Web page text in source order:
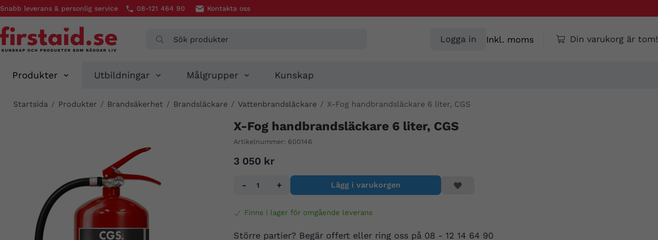
Snabb leverans & personlig service 08-121 464 90 Kontakta oss
Logga in
Välj
Din varukorg är tom!
Produkter Utbildningar Målgrupper Kunskap
Startsida / Produkter / Brandsäkerhet / Brandsläckare / Vattenbrandsläckare / X-Fog handbrandsläckare 6 liter, CGS
X-Fog handbrandsläckare 6 liter, CGS
Artikelnummer: 600146
3 050 kr
- + Lägg i varukorgen
Finns i lager för omgående leverans
Större partier? Begär offert eller ring oss på 08 - 12 14 64 90